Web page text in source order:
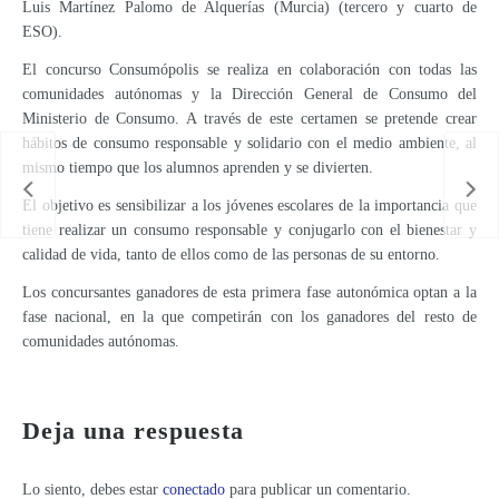
Luis Martínez Palomo de Alquerías (Murcia) (tercero y cuarto de
ESO).
El concurso Consumópolis se realiza en colaboración con todas las
comunidades autónomas y la Dirección General de Consumo del
Ministerio de Consumo. A través de este certamen se pretende crear
hábitos de consumo responsable y solidario con el medio ambiente, al
mismo tiempo que los alumnos aprenden y se divierten.
El objetivo es sensibilizar a los jóvenes escolares de la importancia que
tiene realizar un consumo responsable y conjugarlo con el bienestar y
calidad de vida, tanto de ellos como de las personas de su entorno.
Los concursantes ganadores de esta primera fase autonómica optan a la
fase nacional, en la que competirán con los ganadores del resto de
comunidades autónomas.
Deja una respuesta
Lo siento, debes estar conectado para publicar un comentario.